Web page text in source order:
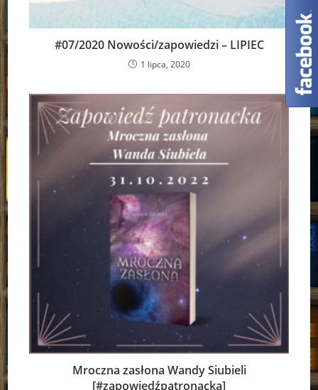
#07/2020 Nowości/zapowiedzi – LIPIEC
1 lipca, 2020
Mroczna zasłona Wandy Siubieli
[#zapowiedźpatronacka]